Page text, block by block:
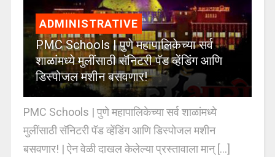
ADMINISTRATIVE
PMC Schools | पुणे महापालिकेच्या सर्व
शाळांमध्ये मुलींसाठी सॅनिटरी पॅड व्हेंडिंग आणि
डिस्पोजल मशीन बसवणार!
PMC Schools | पुणे महापालिकेच्या सर्व शाळांमध्ये
मुलींसाठी सॅनिटरी पॅड व्हेंडिंग आणि डिस्पोजल मशीन
बसवणार! | ऐन वेळी दाखल केलेल्या प्रस्तावाला मान् [...]